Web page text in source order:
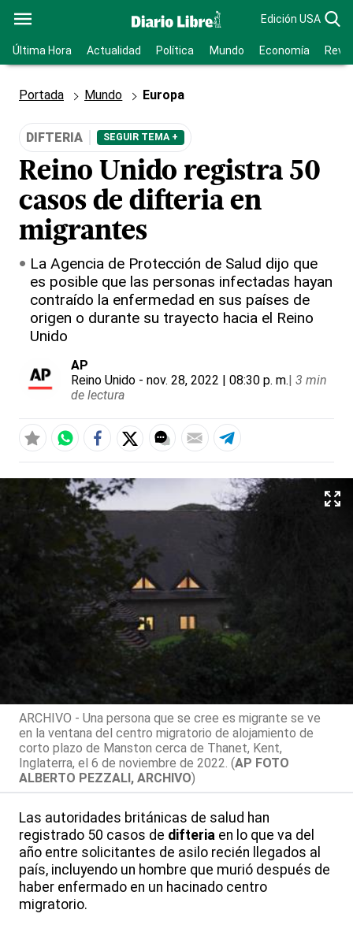
Edición USA
Última Hora Actualidad Política Mundo Economía
Portada Mundo Europa
DIFTERIA SEGUIR TEMA +
Reino Unido registra 50
casos de difteria en
migrantes
La Agencia de Protección de Salud dijo que
es posible que las personas infectadas hayan
contraído la enfermedad en sus países de
origen o durante su trayecto hacia el Reino
Unido
AP
Reino Unido - nov. 28, 2022 | 08:30 p. m.| 3 min
de lectura
ARCHIVO - Una persona que se cree es migrante se ve
en la ventana del centro migratorio de alojamiento de
corto plazo de Manston cerca de Thanet, Kent,
Inglaterra, el 6 de noviembre de 2022. (AP FOTO
ALBERTO PEZZALI, ARCHIVO)
Las autoridades británicas de salud han
registrado 50 casos de difteria en lo que va del
año entre solicitantes de asilo recién llegados al
país, incluyendo un hombre que murió después de
haber enfermado en un hacinado centro
migratorio.